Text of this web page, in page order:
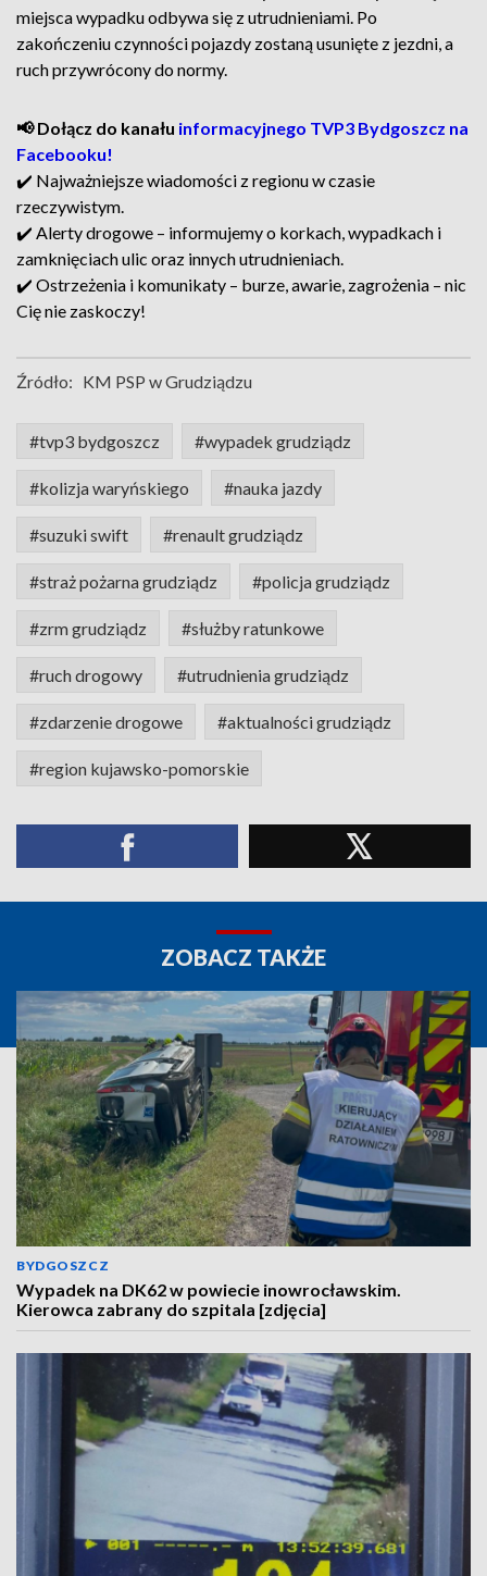
miejsca wypadku odbywa się z utrudnieniami. Po
zakończeniu czynności pojazdy zostaną usunięte z jezdni, a
ruch przywrócony do normy.
📢 Dołącz do kanału informacyjnego TVP3 Bydgoszcz na
Facebooku!
✔️ Najważniejsze wiadomości z regionu w czasie
rzeczywistym.
✔️ Alerty drogowe – informujemy o korkach, wypadkach i
zamknięciach ulic oraz innych utrudnieniach.
✔️ Ostrzeżenia i komunikaty – burze, awarie, zagrożenia – nic
Cię nie zaskoczy!
Źródło: KM PSP w Grudziądzu
#tvp3 bydgoszcz #wypadek grudziądz
#kolizja waryńskiego #nauka jazdy
#suzuki swift #renault grudziądz
#straż pożarna grudziądz #policja grudziądz
#zrm grudziądz #służby ratunkowe
#ruch drogowy #utrudnienia grudziądz
#zdarzenie drogowe #aktualności grudziądz
#region kujawsko-pomorskie
ZOBACZ TAKŻE
BYDGOSZCZ
Wypadek na DK62 w powiecie inowrocławskim.
Kierowca zabrany do szpitala [zdjęcia]